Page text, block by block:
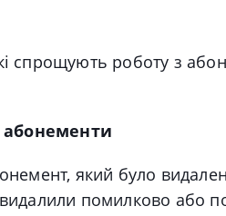
спрощують роботу з
який було
помилково або